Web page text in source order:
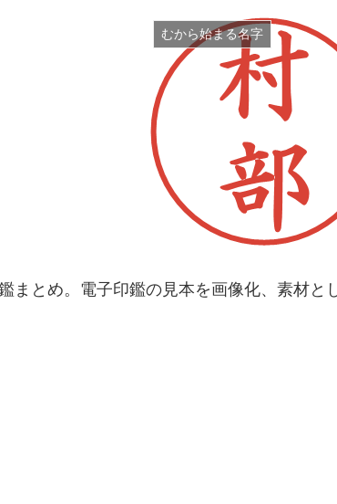
むから始まる名字
まとめ。電子印鑑の見本を画像化、素材と